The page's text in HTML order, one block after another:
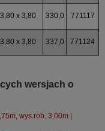
3,80 x 3,80 330,0 771117
3,80 x 3,80 337,0 771124
wersjach o
wys.rob. 3,00m |